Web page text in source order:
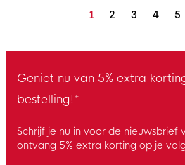
1 2 3 4 5
Geniet nu van 5% extra
bestelling!*
Schrijf je nu in voor de nieuwsbrief
ontvang 5% extra korting op je